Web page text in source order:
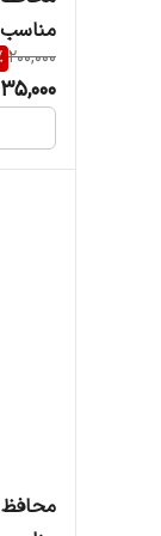
مناسب Redmi Note8/Note8T
200,000